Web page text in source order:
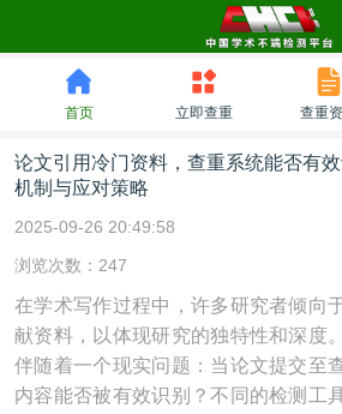
首页 立即查重 查重
论文引用冷门资料，查重系统能否有
机制与应对策略
2025-09-26 20:49:58
浏览次数：247
在学术写作过程中，许多研究者倾向
献资料，以体现研究的独特性和深度
伴随着一个现实问题：当论文提交至
内容能否被有效识别？不同的检测工